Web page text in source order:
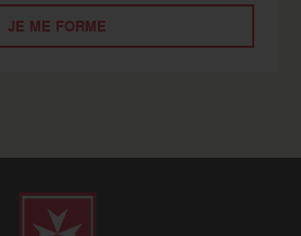
JE ME FORME